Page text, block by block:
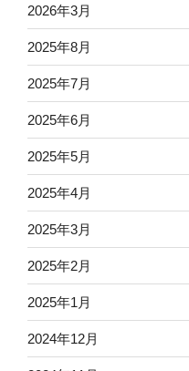
2026年3月
2025年8月
2025年7月
2025年6月
2025年5月
2025年4月
2025年3月
2025年2月
2025年1月
2024年12月